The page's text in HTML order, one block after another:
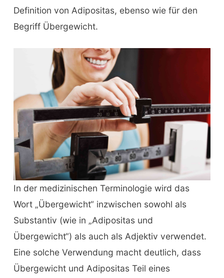
Definition von Adipositas, ebenso wie für den
Begriff Übergewicht.
In der medizinischen Terminologie wird das
Wort „Übergewicht“ inzwischen sowohl als
Substantiv (wie in „Adipositas und
Übergewicht“) als auch als Adjektiv verwendet.
Eine solche Verwendung macht deutlich, dass
Übergewicht und Adipositas Teil eines